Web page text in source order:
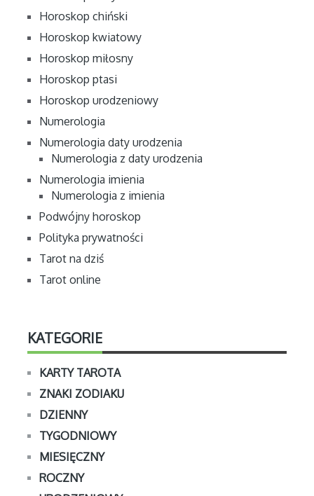
Horoskop chiński
Horoskop kwiatowy
Horoskop miłosny
Horoskop ptasi
Horoskop urodzeniowy
Numerologia
Numerologia daty urodzenia
Numerologia z daty urodzenia
Numerologia imienia
Numerologia z imienia
Podwójny horoskop
Polityka prywatności
Tarot na dziś
Tarot online
KATEGORIE
KARTY TAROTA
ZNAKI ZODIAKU
DZIENNY
TYGODNIOWY
MIESIĘCZNY
ROCZNY